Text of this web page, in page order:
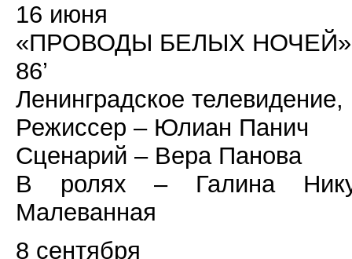
16 июня
«ПРОВОДЫ БЕЛЫХ НОЧЕЙ»
86’
Ленинградское телевидение,
Режиссер – Юлиан Панич
Сценарий – Вера Панова
В ролях – Галина
Малеванная
8 сентября